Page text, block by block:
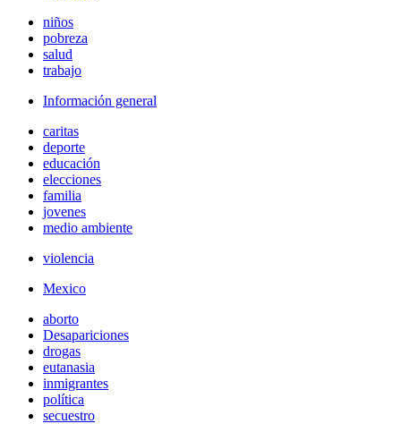
niños
pobreza
salud
trabajo
Información general
caritas
deporte
educación
elecciones
familia
jovenes
medio ambiente
violencia
Mexico
aborto
Desapariciones
drogas
eutanasia
inmigrantes
política
secuestro